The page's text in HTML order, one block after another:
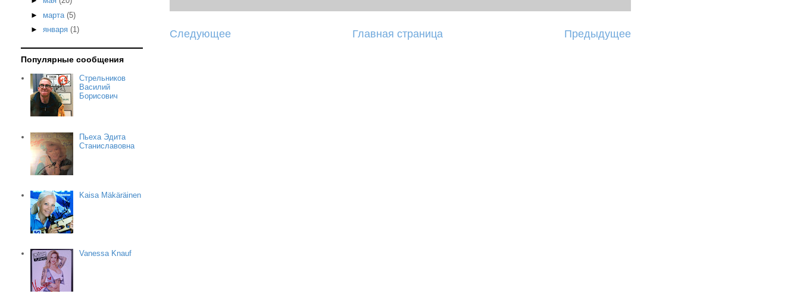
Следующее Предыдущее
Главная страница
► марта (5)
► января (1)
Популярные сообщения
Стрельников
Василий
Борисович
Пьеха Эдита
Станиславовна
Kaisa Mäkäräinen
Vanessa Knauf